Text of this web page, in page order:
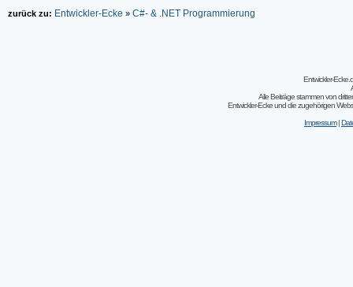
zurück zu: Entwickler-Ecke » C#- & .NET Programmierung
Entwickler-
Alle Beiträge stammen von
Entwickler-Ecke und die zugehörigen
Impressum|